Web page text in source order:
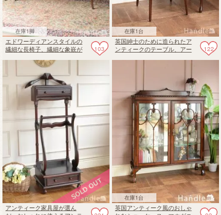
在庫1脚
103
エドワーディアンスタイルの
繊細な長椅子、繊細な象嵌が
在庫1台
122
英国紳士のために造られたア
ンティークのテーブル、アー
アンティーク家具屋が選ん
在庫1台
英国アンティーク風のおしゃ